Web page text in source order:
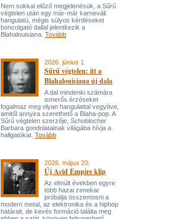
Nem sokkal előző megjelenésük, a Sűrű
végtelen után egy már-már karneváli
hangulatú, mégis súlyos kérdéseket
boncolgató dallal jelentkezik a
Blahalouisiana. Tovább
2026. június 1.
Sűrű végtelen: itt a
Blahalouisiana új dala
A dal mindenki számára
ismerős érzéseket
fogalmaz meg olyan hangulattal vegyítve,
amitől annyira szerethető a Blaha-pop. A
Sűrű végtelen szerzője, Schoblocher
Barbara gondolatainak világába hívja a
hallgatókat. Tovább
2026. május 20.
Új Acid Empire klip
Az elmúlt években egyre
több hazai zenekar
próbálja összemosni a
modern metal, az elektronika és a hiphop
határait, de kevés formáció találta meg